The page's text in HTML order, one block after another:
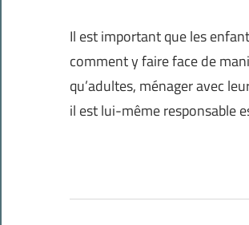
Il est important que les
comment y faire face de
qu’adultes, ménager avec
il est lui-même responsable